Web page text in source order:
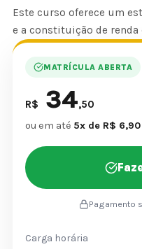
Este curso oferece um
e a constituição de
MATRÍCULA ABERTA
R$ 34,50
ou em até 5x de R$ 6,90
Pagamento
Carga horária